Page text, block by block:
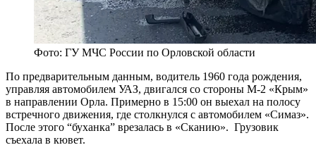
Фото: ГУ МЧС России по Орловской области
По предварительным данным, водитель 1960 года рождения,
управляя автомобилем УАЗ, двигался со стороны М-2 «Крым»
в направлении Орла. Примерно в 15:00 он выехал на полосу
встречного движения, где столкнулся с автомобилем «Симаз».
После этого “буханка” врезалась в «Сканию». Грузовик
съехала в кювет.